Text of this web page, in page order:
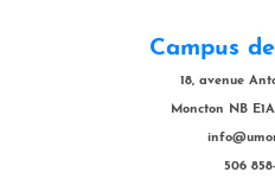
Campus
18, avenue
Moncton NB
506